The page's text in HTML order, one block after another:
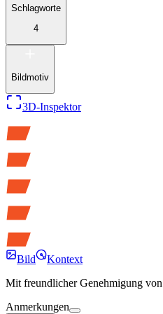
Schlagworte
4
Bildmotiv
3D-Inspektor
Bild
Kontext
Mit freundlicher Genehmigung von
Anmerkungen